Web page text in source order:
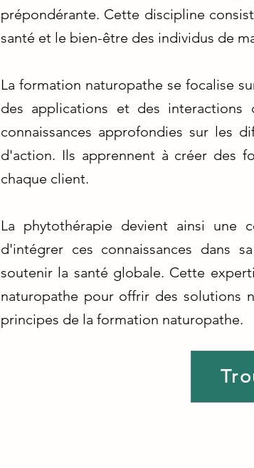
prépondérante. Cette discipline
santé et le bien-être des individus de
La formation naturopathe se focalise
des applications et des interactions
connaissances approfondies sur les
d'action. Ils apprennent à créer des
chaque client.
La phytothérapie devient ainsi une
d'intégrer ces connaissances dans
soutenir la santé globale. Cette
naturopathe pour offrir des solutions
principes de la formation naturopathe.